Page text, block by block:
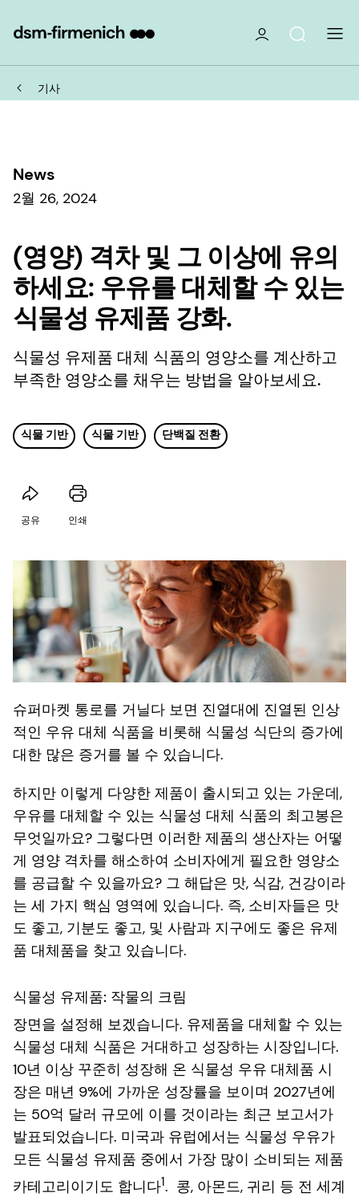
기사
News
2월 26, 2024
(영양) 격차 및 그 이상에 유의
하세요: 우유를 대체할 수 있는
식물성 유제품 강화.
식물성 유제품 대체 식품의 영양소를 계산하고
부족한 영양소를 채우는 방법을 알아보세요.
식물 기반 식물 기반 단백질 전환
공유 인쇄
슈퍼마켓 통로를 거닐다 보면 진열대에 진열된 인상
적인 우유 대체 식품을 비롯해 식물성 식단의 증가에
대한 많은 증거를 볼 수 있습니다.
하지만 이렇게 다양한 제품이 출시되고 있는 가운데,
우유를 대체할 수 있는 식물성 대체 식품의 최고봉은
무엇일까요? 그렇다면 이러한 제품의 생산자는 어떻
게 영양 격차를 해소하여 소비자에게 필요한 영양소
를 공급할 수 있을까요? 그 해답은 맛, 식감, 건강이라
는 세 가지 핵심 영역에 있습니다. 즉, 소비자들은 맛
도 좋고, 기분도 좋고, 및 사람과 지구에도 좋은 유제
품 대체품을 찾고 있습니다.
식물성 유제품: 작물의 크림
장면을 설정해 보겠습니다. 유제품을 대체할 수 있는
식물성 대체 식품은 거대하고 성장하는 시장입니다.
10년 이상 꾸준히 성장해 온 식물성 우유 대체품 시
장은 매년 9%에 가까운 성장률을 보이며 2027년에
는 50억 달러 규모에 이를 것이라는 최근 보고서가
발표되었습니다. 미국과 유럽에서는 식물성 우유가
모든 식물성 유제품 중에서 가장 많이 소비되는 제품
카테고리이기도 합니다1. 콩, 아몬드, 귀리 등 전 세계